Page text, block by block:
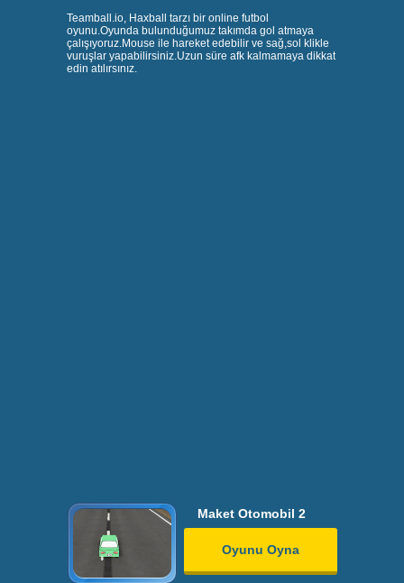
Teamball.io, Haxball tarzı bir online futbol
oyunu.Oyunda bulunduğumuz takımda gol atmaya
çalışıyoruz.Mouse ile hareket edebilir ve sağ,sol klikle
vuruşlar yapabilirsiniz.Uzun süre afk kalmamaya dikkat
edin atılırsınız.
Maket Otomobil 2
Oyunu Oyna